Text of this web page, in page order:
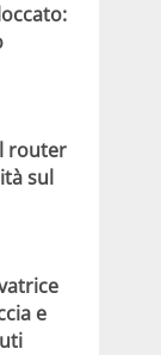
router
sul
e